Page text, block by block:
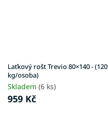
Laťkový rošt Trevio 80×140 - (120
kg/osoba)
Skladem (6 ks)
959 Kč